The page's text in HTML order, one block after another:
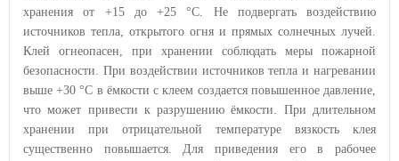
хранения от +15 до +25 °С. Не подвергать воздействию
источников тепла, открытого огня и прямых солнечных лучей.
Клей огнеопасен, при хранении соблюдать меры пожарной
безопасности. При воздействии источников тепла и нагревании
выше +30 °С в ёмкости с клеем создается повышенное давление,
что может привести к разрушению ёмкости. При длительном
хранении при отрицательной температуре вязкость клея
существенно повышается. Для приведения его в рабочее